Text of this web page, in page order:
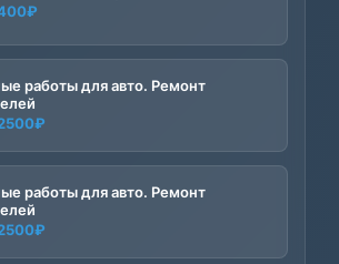
₽
работы для авто. Ремонт
₽
работы для авто. Ремонт
₽